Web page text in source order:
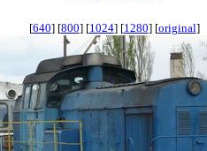
[640] [800] [1024] [1280] [original]